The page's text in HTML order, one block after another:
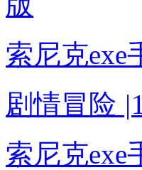
索尼克exe
剧情冒险 |
索尼克exe